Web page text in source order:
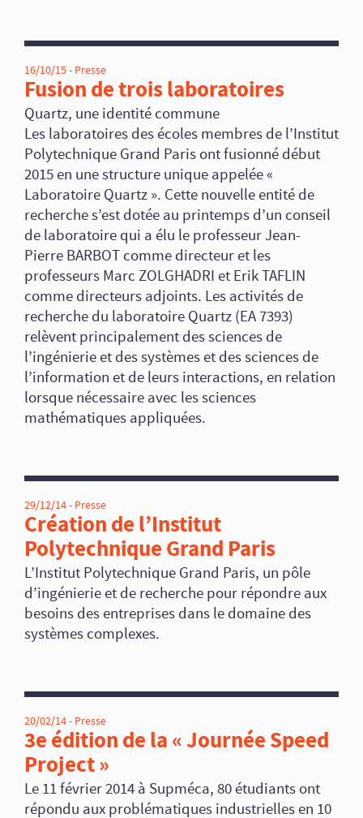
16/10/15 - Presse
Fusion de trois laboratoires
Quartz, une identité commune
Les laboratoires des écoles membres de l’Institut
Polytechnique Grand Paris ont fusionné début
2015 en une structure unique appelée «
Laboratoire Quartz ». Cette nouvelle entité de
recherche s’est dotée au printemps d’un conseil
de laboratoire qui a élu le professeur Jean-
Pierre BARBOT comme directeur et les
professeurs Marc ZOLGHADRI et Erik TAFLIN
comme directeurs adjoints. Les activités de
recherche du laboratoire Quartz (EA 7393)
relèvent principalement des sciences de
l’ingénierie et des systèmes et des sciences de
l’information et de leurs interactions, en relation
lorsque nécessaire avec les sciences
mathématiques appliquées.
29/12/14 - Presse
Création de l’Institut
Polytechnique Grand Paris
L’Institut Polytechnique Grand Paris, un pôle
d’ingénierie et de recherche pour répondre aux
besoins des entreprises dans le domaine des
systèmes complexes.
20/02/14 - Presse
3e édition de la « Journée Speed
Project »
Le 11 février 2014 à Supméca, 80 étudiants ont
répondu aux problématiques industrielles en 10